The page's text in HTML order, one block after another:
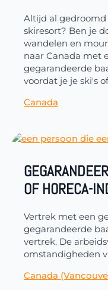
Altijd al gedroomd
skiresort? Ben je
wandelen en
naar Canada met
gegarandeerde
voordat je je ski's
Canada
OF HORECA-
Vertrek met een
gegarandeerde
vertrek. De
omstandigheden
Canada